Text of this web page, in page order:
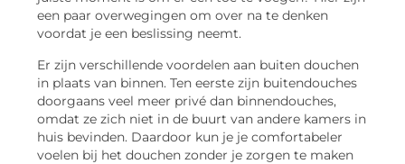
een paar overwegingen om over na te denken
voordat je een beslissing neemt.
Er zijn verschillende voordelen aan buiten douchen
in plaats van binnen. Ten eerste zijn buitendouches
doorgaans veel meer privé dan binnendouches,
omdat ze zich niet in de buurt van andere kamers in
huis bevinden. Daardoor kun je je comfortabeler
voelen bij het douchen zonder je zorgen te maken